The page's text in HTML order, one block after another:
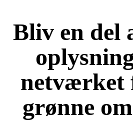
Bliv en del
netværket
grønne